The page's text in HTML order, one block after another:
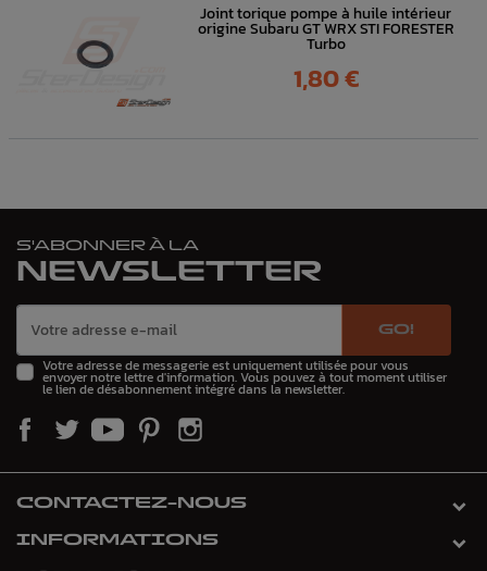
Joint torique pompe à huile intérieur
origine Subaru GT WRX STI FORESTER
Turbo
Prix
1,80 €
S'ABONNER À LA
NEWSLETTER
GO!
Votre adresse de messagerie est uniquement utilisée pour vous
envoyer notre lettre d'information. Vous pouvez à tout moment utiliser
le lien de désabonnement intégré dans la newsletter.
CONTACTEZ-NOUS
INFORMATIONS